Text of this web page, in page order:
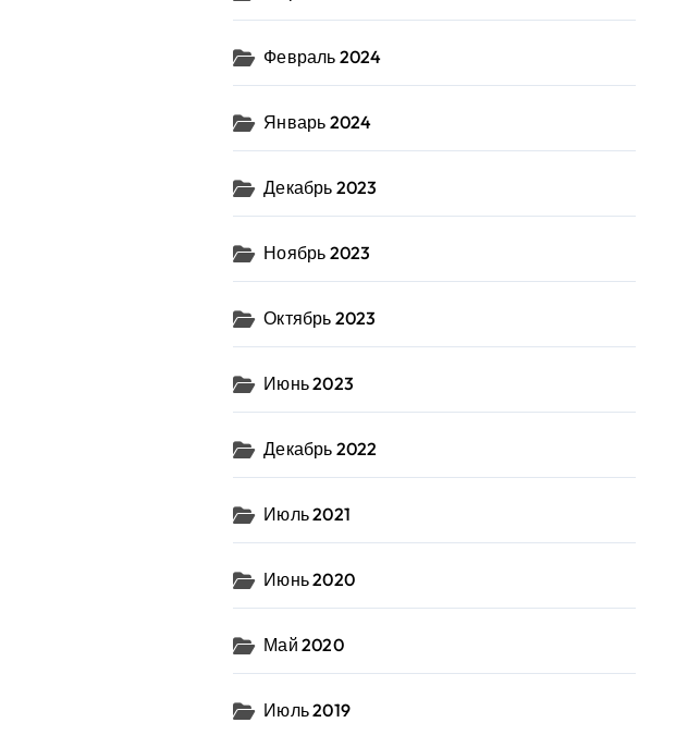
Февраль 2024
Январь 2024
Декабрь 2023
Ноябрь 2023
Октябрь 2023
Июнь 2023
Декабрь 2022
Июль 2021
Июнь 2020
Май 2020
Июль 2019